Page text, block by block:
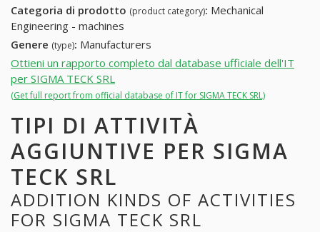
Categoria di prodotto (product category): Mechanical
Engineering - machines
Genere (type): Manufacturers
Ottieni un rapporto completo dal database ufficiale dell'IT
per SIGMA TECK SRL
(Get full report from official database of IT for SIGMA TECK SRL)
TIPI DI ATTIVITÀ
AGGIUNTIVE PER SIGMA
TECK SRL
ADDITION KINDS OF ACTIVITIES
FOR SIGMA TECK SRL